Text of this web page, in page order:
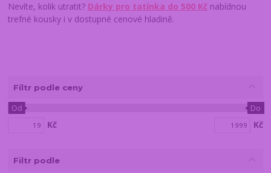
Nevíte, kolik utratit? Dárky pro tatínka do 500 Kč nabídnou
trefné kousky i v dostupné cenové hladině.
Fíltr podle ceny
Kč
Od Do
Kč
Filtr podle